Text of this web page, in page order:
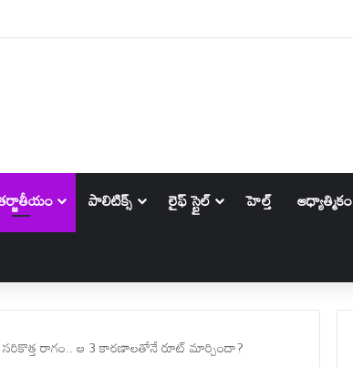
వారు ఆవేశంలో నోరు జారే ప్రమాదం..వీరికి ధనలాభం..
పాలిటిక్స్‌ లైఫ్ స్టైల్ హెల్త్ ఆధ్యాత్మికం
సరికొత్త రాగం.. ఆ 3 కారణాలతోనే రూట్ మార్చిందా?